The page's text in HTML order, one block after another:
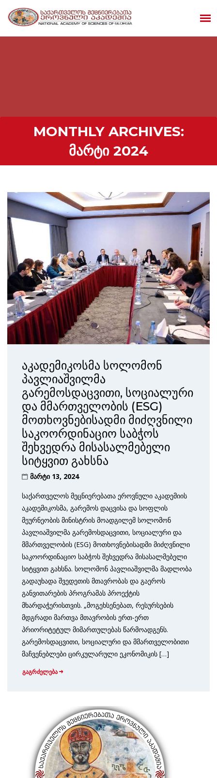
MONTHLY ARCHIVES:
ᲛᲐᲠᲢᲘ 2024
აკადემიკოსმა სოლომონ
პავლიაშვილმა
გარემოსდაცვითი, სოციალური
და მმართველობის (ESG)
მოთხოვნებისადმი მიძღვნილი
საკოორდინაციო საბჭოს
შეხვედრა მისასალმებელი
სიტყვით გახსნა
მარტი 13, 2024
საქართველოს მეცნიერებათა ეროვნული აკადემიის
აკადემიკოსმა, გარემოს დაცვისა და სოფლის
მეურნეობის მინისტრის მოადგილემ სოლომონ
პავლიაშვილმა გარემოსდაცვითი, სოციალური და
მმართველობის (ESG) მოთხოვნებისადმი მიძღვნილი
საკოორდინაციო საბჭოს შეხვედრა მისასალმებელი
სიტყვით გახსნა. სოლომონ პავლიაშვილმა მადლობა
გადაუხადა შვედეთის მთავრობას და გაეროს
განვითარების პროგრამას პროექტის
მხარდაჭერისთვის. „მოგეხსენებათ, რესურსების
მდგრადი მართვა მთავრობის ერთ-ერთ
პრიორიტეტულ მიმართულებას წარმოადგენს.
გარემოსდაცვითი, სოციალური და მმართველობითი
მაჩვენებლები ცირკულარული ეკონომიკის […]
გაგრძელება